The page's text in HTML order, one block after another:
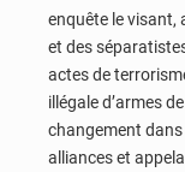
enquête le visant,
et des
actes de
illégale d’armes
changement
alliances et